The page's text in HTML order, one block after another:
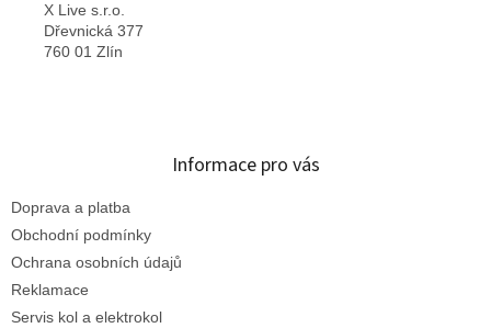
X Live s.r.o.
Dřevnická 377
760 01 Zlín
Informace pro vás
Doprava a platba
Obchodní podmínky
Ochrana osobních údajů
Reklamace
Servis kol a elektrokol